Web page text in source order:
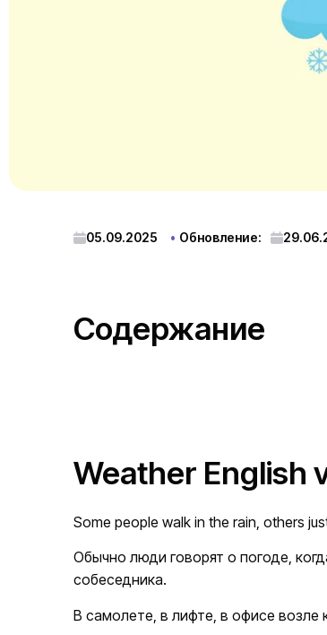
05.09.2025 Обновление:
Содержание
Weather English
Some people walk in the rain, others
Обычно люди говорят о погоде,
собеседника.
В самолете, в лифте, в офисе возле